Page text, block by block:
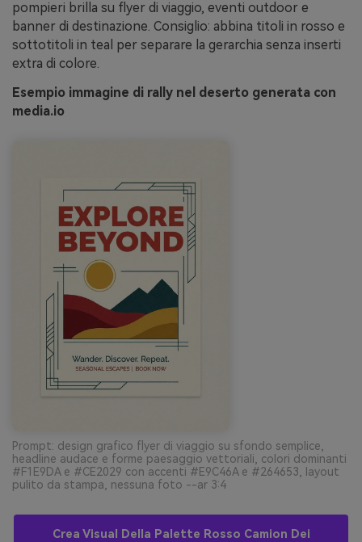
pompieri brilla su flyer di viaggio, eventi outdoor e
banner di destinazione. Consiglio: abbina titoli in rosso e
sottotitoli in teal per separare la gerarchia senza inserti
extra di colore.
Esempio immagine di rally nel deserto generata con
media.io
Prompt: design grafico flyer di viaggio su sfondo semplice,
headline audace e forme paesaggio vettoriali, colori dominanti
#F1E9DA e #CE2029 con accenti #E9C46A e #264653, layout
pulito da stampa, nessuna foto --ar 3:4
Crea Visual Della Palette Rosso Camion Dei